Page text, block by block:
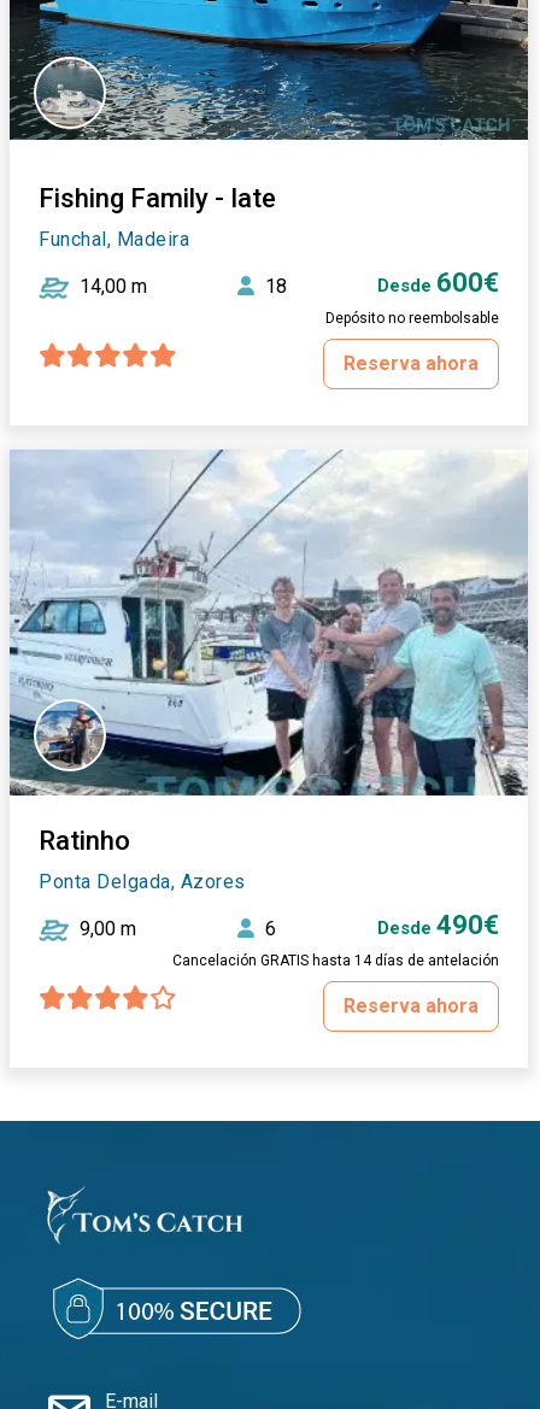
Fishing Family - Iate
Funchal, Madeira
14,00 m 18 Desde 600€
Depósito no reembolsable
Reserva ahora
Ratinho
Ponta Delgada, Azores
9,00 m 6 Desde 490€
Cancelación GRATIS hasta 14 días de antelación
Reserva ahora
E-mail